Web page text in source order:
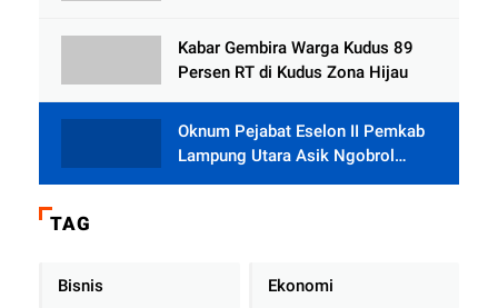
Rumah dari BAZNAS
Kabar Gembira Warga Kudus 89
Persen RT di Kudus Zona Hijau
Oknum Pejabat Eselon II Pemkab
Lampung Utara Asik Ngobrol
Dengan Teman Kencan Wanitanya
TAG
Bisnis Ekonomi